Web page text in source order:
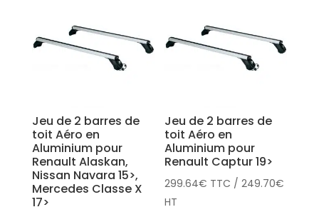
Jeu de 2 barres de
toit Aéro en
Aluminium pour
Renault Alaskan,
Nissan Navara 15>,
Mercedes Classe X
17>
Jeu de 2 barres de
toit Aéro en
Aluminium pour
Renault Captur 19>
299.64€ TTC /249.70€
HT